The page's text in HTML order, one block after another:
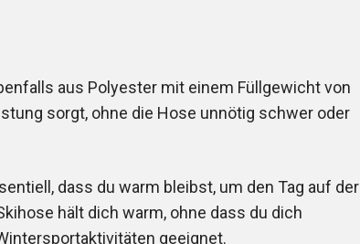
aus Polyester mit einem Füllgewicht von
sorgt, ohne die Hose unnötig schwer oder
dass du warm bleibst, um den Tag auf der
hält dich warm, ohne dass du dich
geeignet.